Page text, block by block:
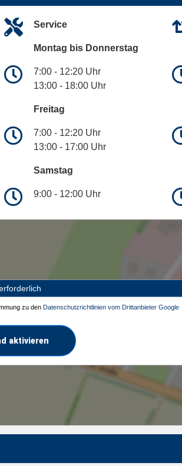
Service
Montag bis Donnerstag
7:00 - 12:20 Uhr
13:00 - 18:00 Uhr
Freitag
7:00 - 12:20 Uhr
13:00 - 17:00 Uhr
Samstag
9:00 - 12:00 Uhr
zu den Datenschutzrichtlinien vom Drittanbieter Google
aktivieren